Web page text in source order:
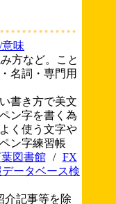
意味
方など。こと
名詞・専門用
書き方で美文
ン字を書く為
く使う文字や
ン字練習帳
図書館 /
FX
ータベース検
介記事等を除